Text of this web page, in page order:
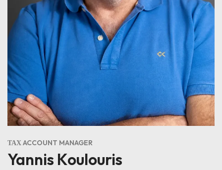
ΤΑΧ ACCOUNT MANAGER
Yannis Koulouris